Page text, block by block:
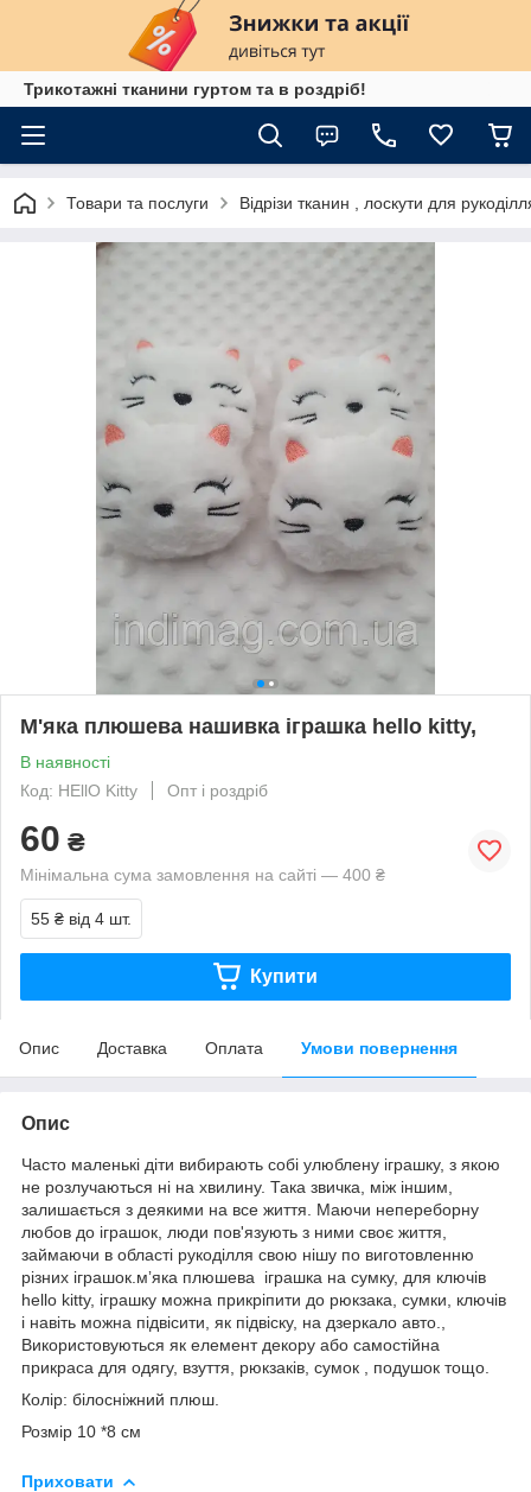
Трикотажні тканини гуртом та в роздріб!
Товари та послуги Відрізи тканин , лоскути для
М'яка плюшева нашивка іграшка hello kitty,
В наявності
Код: НEllО Kitty
Опт і роздріб
60 ₴
Мінімальна сума замовлення на сайті — 400 ₴
55 ₴ від 4 шт.
Купити
Опис Доставка Оплата Умови повернення
Опис
Часто маленькі діти вибирають собі улюблену іграшку, з якою
не розлучаються ні на хвилину. Така звичка, між іншим,
залишається з деякими на все життя. Маючи непереборну
любов до іграшок, люди пов'язують з ними своє життя,
займаючи в області рукоділля свою нішу по виготовленню
різних іграшок.мʼяка плюшева іграшка на сумку, для ключів
hello kitty, іграшку можна прикріпити до рюкзака, сумки, ключів
і навіть можна підвісити, як підвіску, на дзеркало авто.,
Використовуються як елемент декору або самостійна
прикраса для одягу, взуття, рюкзаків, сумок , подушок тощо.
Колір: білосніжний плюш.
Розмір 10 *8 см
Приховати